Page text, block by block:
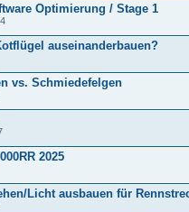
Optimierung / Stage 1
auseinanderbauen?
vs. Schmiedefelgen
2025
Licht ausbauen für